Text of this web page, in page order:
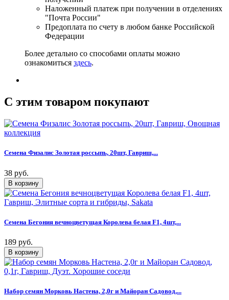
Наложенный платеж при получении в отделениях
"Почта России"
Предоплата по счету в любом банке Российской
Федерации
Более детально со способами оплаты можно
ознакомиться здесь.
C этим товаром покупают
Семена Физалис Золотая россыпь, 20шт, Гавриш,...
38 руб.
Семена Бегония вечноцветущая Королева белая F1, 4шт,...
189 руб.
Набор семян Морковь Настена, 2,0г и Майоран Садовод,...